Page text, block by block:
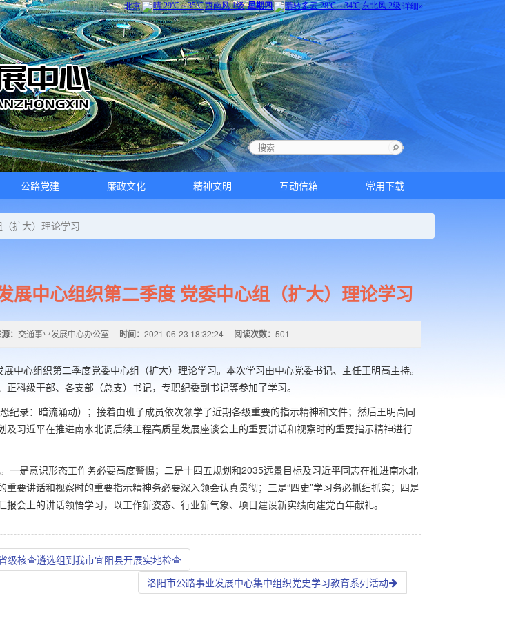
公路党建 廉政文化 精神文明 互动信箱 常用下载
扩大）理论学习
展中心组织第二季度 党委中心组（扩大）理论学习
： 交通事业发展中心办公室 时间： 2021-06-23 18:32:24 阅读次数： 501
心组织第二季度党委中心组（扩大）理论学习。本次学习由中心党委书记、主任王明高主持。
科级干部、各支部（总支）书记，专职纪委副书记等参加了学习。
录：暗流涌动）；接着由班子成员依次领学了近期各级重要的指示精神和文件；然后王明高同
及习近平在推进南水北调后续工程高质量发展座谈会上的重要讲话和视察时的重要指示精神进行
是意识形态工作务必要高度警惕；二是十四五规划和2035远景目标及习近平同志在推进南水北
重要讲话和视察时的重要指示精神务必要深入领会认真贯彻；三是“四史”学习务必抓细抓实；四是
会上的讲话领悟学习，以工作新姿态、行业新气象、项目建设新实绩向建党百年献礼。
级核查遴选组到我市宜阳县开展实地检查
洛阳市公路事业发展中心集中组织党史学习教育系列活动